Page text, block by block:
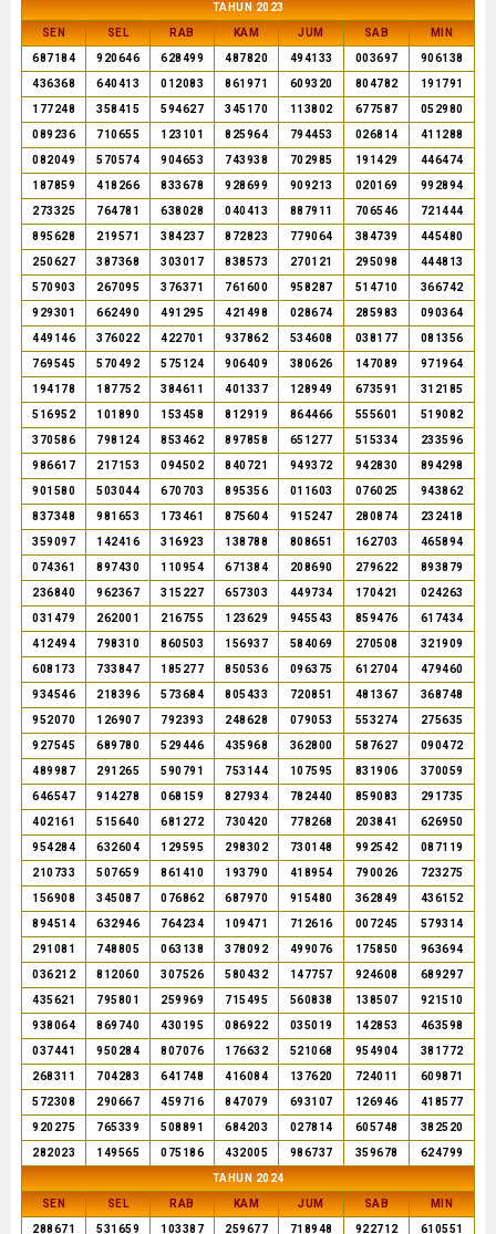
TAHUN 2023
SEN SEL RAB KAM JUM SAB MIN
687184 920646 628499 487820 494133 003697 906138
436368 640413 012083 861971 609320 804782 191791
177248 358415 594627 345170 113802 677587 052980
089236 710655 123101 825964 794453 026814 411288
082049 570574 904653 743938 702985 191429 446474
187859 418266 833678 928699 909213 020169 992894
273325 764781 638028 040413 887911 706546 721444
895628 219571 384237 872823 779064 384739 445480
250627 387368 303017 838573 270121 295098 444813
570903 267095 376371 761600 958287 514710 366742
929301 662490 491295 421498 028674 285983 090364
449146 376022 422701 937862 534608 038177 081356
769545 570492 575124 906409 380626 147089 971964
194178 187752 384611 401337 128949 673591 312185
516952 101890 153458 812919 864466 555601 519082
370586 798124 853462 897858 651277 515334 233596
986617 217153 094502 840721 949372 942830 894298
901580 503044 670703 895356 011603 076025 943862
837348 981653 173461 875604 915247 280874 232418
359097 142416 316923 138788 808651 162703 465894
074361 897430 110954 671384 208690 279622 893879
236840 962367 315227 657303 449734 170421 024263
031479 262001 216755 123629 945543 859476 617434
412494 798310 860503 156937 584069 270508 321909
608173 733847 185277 850536 096375 612704 479460
934546 218396 573684 805433 720851 481367 368748
952070 126907 792393 248628 079053 553274 275635
927545 689780 529446 435968 362800 587627 090472
489987 291265 590791 753144 107595 831906 370059
646547 914278 068159 827934 782440 859083 291735
402161 515640 681272 730420 778268 203841 626950
954284 632604 129595 298302 730148 992542 087119
210733 507659 861410 193790 418954 790026 723275
156908 345087 076862 687970 915480 362849 436152
894514 632946 764234 109471 712616 007245 579314
291081 748805 063138 378092 499076 175850 963694
036212 812060 307526 580432 147757 924608 689297
435621 795801 259969 715495 560838 138507 921510
938064 869740 430195 086922 035019 142853 463598
037441 950284 807076 176632 521068 954904 381772
268311 704283 641748 416084 137620 724011 609871
572308 290667 459716 847079 693107 126946 418577
920275 765339 508891 684203 027814 605748 382520
282023 149565 075186 432005 986737 359678 624799
TAHUN 2024
SEN SEL RAB KAM JUM SAB MIN
288671 531659 103387 259677 718948 922712 610551